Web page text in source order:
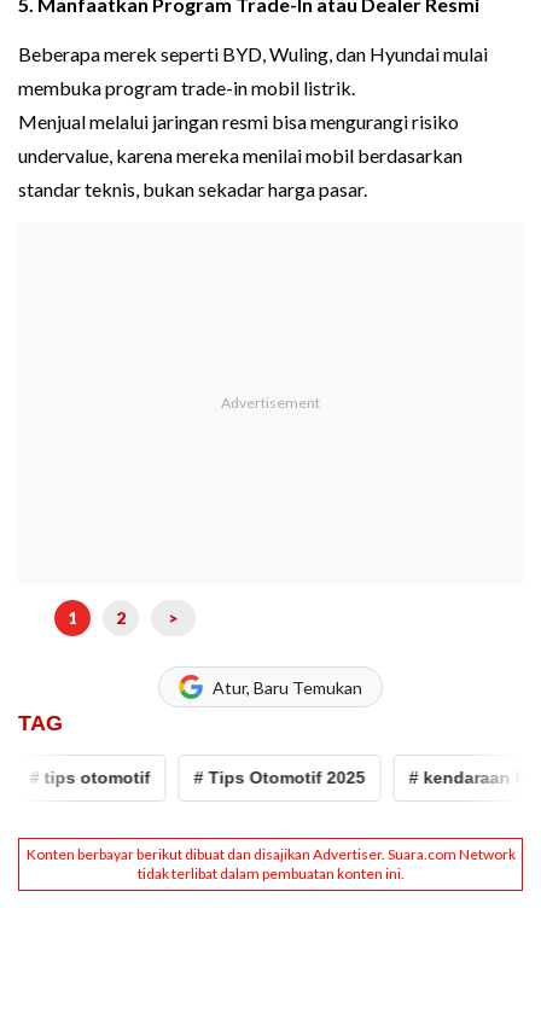
Beberapa merek seperti BYD, Wuling, dan Hyundai mulai
membuka program trade-in mobil listrik.
Menjual melalui jaringan resmi bisa mengurangi risiko
undervalue, karena mereka menilai mobil berdasarkan
standar teknis, bukan sekadar harga pasar.
1 2 >
Atur, Baru Temukan
TAG
otomotif # Tips Otomotif 2025 # kendaraan listrik